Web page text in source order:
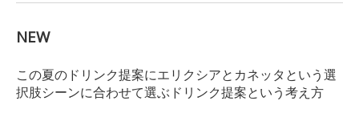
NEW
この夏のドリンク提案にエリクシアとカネッタという選
択肢シーンに合わせて選ぶドリンク提案という考え方